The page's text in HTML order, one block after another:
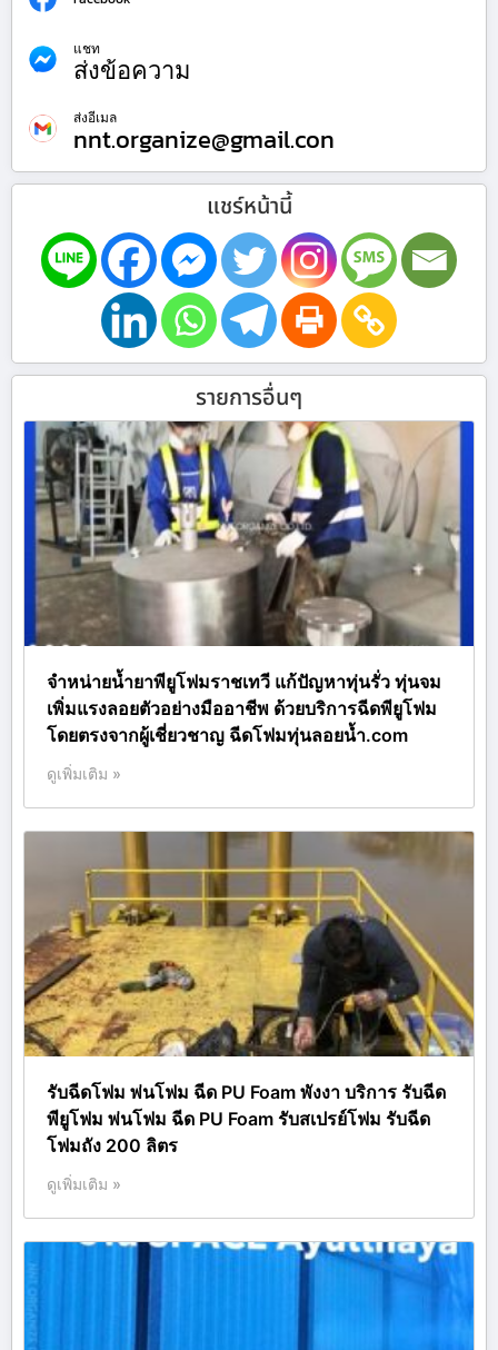
แชท
ส่งข้อความ
ส่งอีเมล
nnt.organize@gmail.con
แชร์หน้านี้
รายการอื่นๆ
จำหน่ายน้ำยาพียูโฟมราชเทวี แก้ปัญหาทุ่นรั่ว ทุ่นจม
เพิ่มแรงลอยตัวอย่างมืออาชีพ ด้วยบริการฉีดพียูโฟม
โดยตรงจากผู้เชี่ยวชาญ ฉีดโฟมทุ่นลอยน้ำ.com
ดูเพิ่มเติม »
รับฉีดโฟม พ่นโฟม ฉีด PU Foam พังงา บริการ รับฉีด
พียูโฟม พ่นโฟม ฉีด PU Foam รับสเปรย์โฟม รับฉีด
โฟมถัง 200 ลิตร
ดูเพิ่มเติม »